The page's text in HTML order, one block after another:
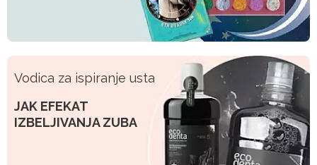
Vodica za ispiranje usta
JAK EFEKAT
IZBELJIVANJA ZUBA